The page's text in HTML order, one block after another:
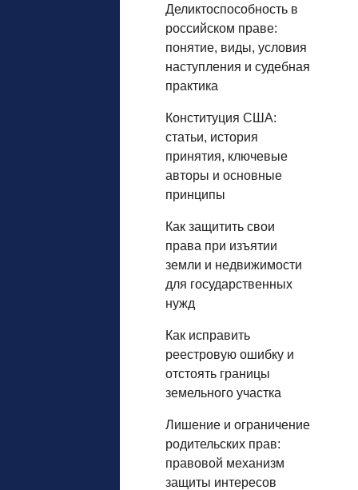
Деликтоспособность в
российском праве:
понятие, виды, условия
наступления и судебная
практика
Конституция США:
статьи, история
принятия, ключевые
авторы и основные
принципы
Как защитить свои
права при изъятии
земли и недвижимости
для государственных
нужд
Как исправить
реестровую ошибку и
отстоять границы
земельного участка
Лишение и ограничение
родительских прав:
правовой механизм
защиты интересов